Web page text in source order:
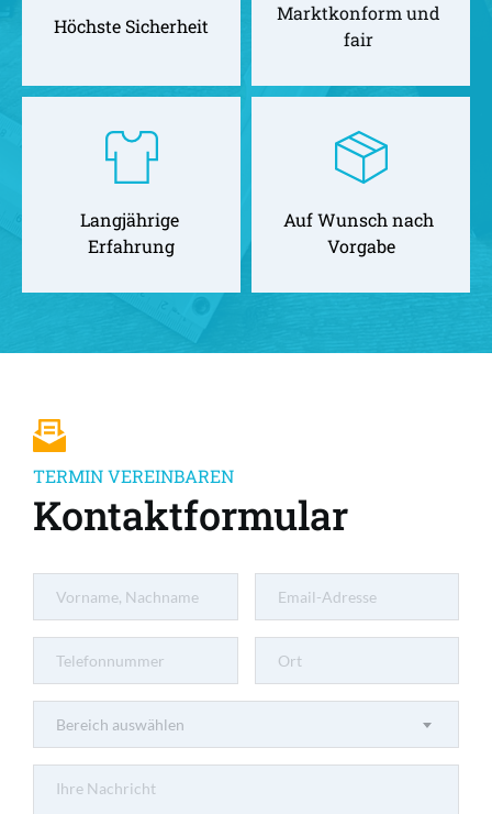
Höchste Sicherheit
Marktkonform und
fair
Langjährige
Erfahrung
Auf Wunsch nach
Vorgabe
TERMIN VEREINBAREN
Kontaktformular
Bereich auswählen